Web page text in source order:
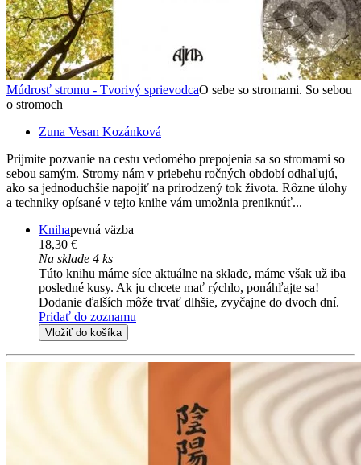
Múdrosť stromu - Tvorivý sprievodcaO sebe so stromami. So sebou
o stromoch
Zuna Vesan Kozánková
Prijmite pozvanie na cestu vedomého prepojenia sa so stromami so
sebou samým. Stromy nám v priebehu ročných období odhaľujú,
ako sa jednoduchšie napojiť na prirodzený tok života. Rôzne úlohy
a techniky opísané v tejto knihe vám umožnia preniknúť...
Knihapevná väzba
18,30 €
Na sklade 4 ks
Túto knihu máme síce aktuálne na sklade, máme však už iba
posledné kusy. Ak ju chcete mať rýchlo, ponáhľajte sa!
Dodanie ďalších môže trvať dlhšie, zvyčajne do dvoch dní.
Pridať do zoznamu
Vložiť do košíka